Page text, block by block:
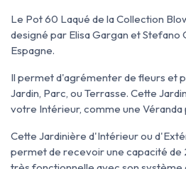
Le Pot 60 Laqué de la Collection
designé par Elisa Gargan et Stefano
Espagne.
Il permet d'agrémenter de fleurs et
Jardin, Parc, ou Terrasse. Cette
votre Intérieur, comme une Véranda
Cette Jardinière d'Intérieur ou
permet de recevoir une capacité de